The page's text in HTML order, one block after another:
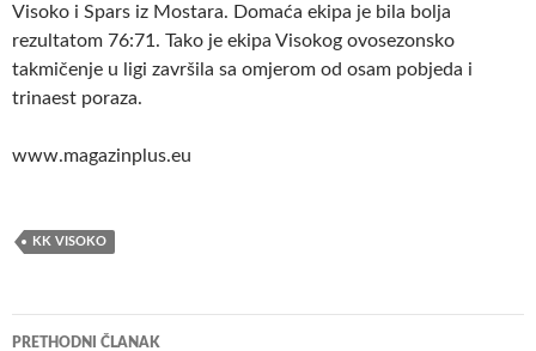
Visoko i Spars iz Mostara. Domaća ekipa je bila bolja
rezultatom 76:71. Tako je ekipa Visokog ovosezonsko
takmičenje u ligi završila sa omjerom od osam pobjeda i
trinaest poraza.
www.magazinplus.eu
KK VISOKO
Navigacija
PRETHODNI ČLANAK